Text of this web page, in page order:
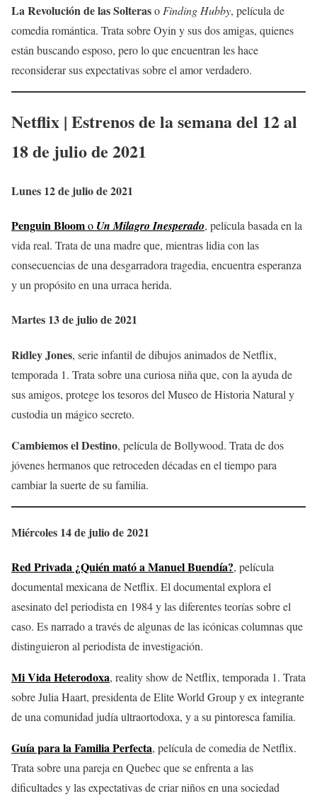
La Revolución de las Solteraso Finding Hubby, película de
comedia romántica. Trata sobre Oyin y sus dos amigas, quienes
están buscando esposo, pero lo que encuentran les hace
reconsiderar sus expectativas sobre el amor verdadero.
Netflix | Estrenos de la semana del 12 al
18 de julio de 2021
Lunes 12 de julio de 2021
Penguin Bloomo UnMilagro Inesperado, película basada en la
vida real. Trata de una madre que, mientras lidia con las
consecuencias de una desgarradora tragedia, encuentra esperanza
y un propósito en una urraca herida.
Martes 13 de julio de 2021
Ridley Jones, serie infantil de dibujos animados de Netflix,
temporada 1. Trata sobre una curiosa niña que, con la ayuda de
sus amigos, protege los tesoros del Museo de Historia Natural y
custodia un mágico secreto.
Cambiemos el Destino, película de Bollywood. Trata de dos
jóvenes hermanos que retroceden décadas en el tiempo para
cambiar la suerte de su familia.
Miércoles 14 de julio de 2021
Red Privada ¿Quién mató a Manuel Buendía?, película
documental mexicana de Netflix. El documental explora el
asesinato del periodista en 1984 y las diferentes teorías sobre el
caso. Es narrado a través de algunas de las icónicas columnas que
distinguieron al periodista de investigación.
Mi Vida Heterodoxa, reality show de Netflix, temporada 1. Trata
sobre Julia Haart, presidenta de Elite World Group y ex integrante
de una comunidad judía ultraortodoxa, y a su pintoresca familia.
Guía para la Familia Perfecta, película de comedia de Netflix.
Trata sobre una pareja en Quebec que se enfrenta a las
dificultades y las expectativas de criar niños en una sociedad